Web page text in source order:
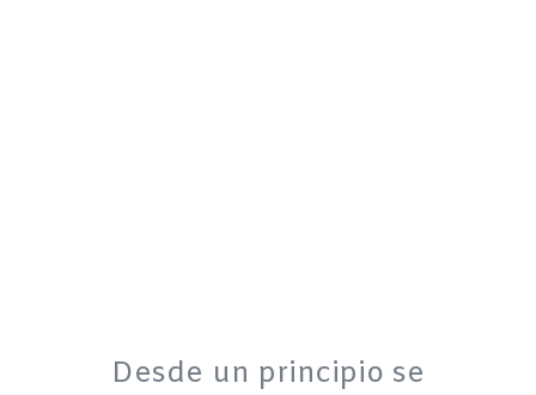
Desde un principio se